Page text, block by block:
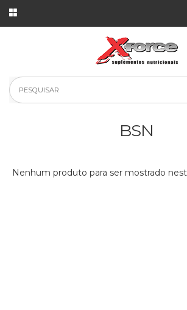
BSN
Nenhum produto para ser mostrado